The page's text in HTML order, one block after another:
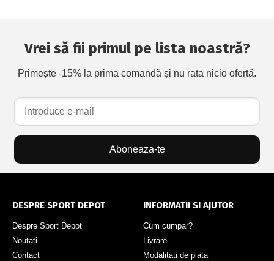
Vrei să fii primul pe lista noastră?
Primește -15% la prima comandă și nu rata nicio ofertă.
Aboneaza-te
DESPRE SPORT DEPOT
Despre Sport Depot
Noutati
Contact
INFORMATII SI AJUTOR
Cum cumpar?
Livrare
Modalitati de plata